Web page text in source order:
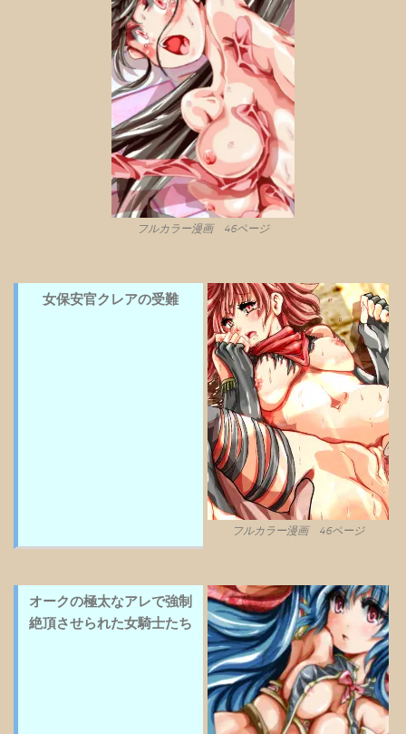
フルカラー漫画 46ページ
女保安官クレアの受難
フルカラー漫画 46ページ
オークの極太なアレで強制
絶頂させられた女騎士たち